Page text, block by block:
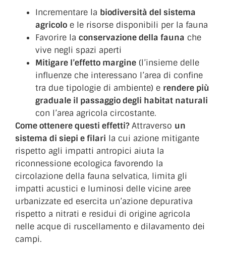
Incrementare la biodiversità del sistema
agricolo e le risorse disponibili per la fauna
Favorire la conservazione della fauna che
vive negli spazi aperti
Mitigare l’effetto margine (l’insieme delle
influenze che interessano l’area di confine
tra due tipologie di ambiente) e rendere più
graduale il passaggio degli habitat naturali
con l’area agricola circostante.
Come ottenere questi effetti?Attraverso un
sistema di siepi e filari la cui azione mitigante
rispetto agli impatti antropici aiuta la
riconnessione ecologica favorendo la
circolazione della fauna selvatica, limita gli
impatti acustici e luminosi delle vicine aree
urbanizzate ed esercita un’azione depurativa
rispetto a nitrati e residui di origine agricola
nelle acque di ruscellamento e dilavamento dei
campi.